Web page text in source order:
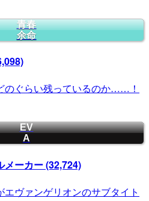
青春
余命
のぐらい残っているのか……！
EV
A
メーカー(32,724)
ヴァンゲリオンのサブタイト